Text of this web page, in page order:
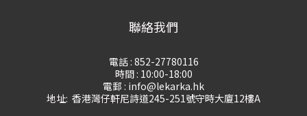
聯絡我們
電話 : 852-27780116
時間 : 10:00-18:00
電郵 : info@lekarka.hk
地址: 香港灣仔軒尼詩道245-251號守時大廈12樓A